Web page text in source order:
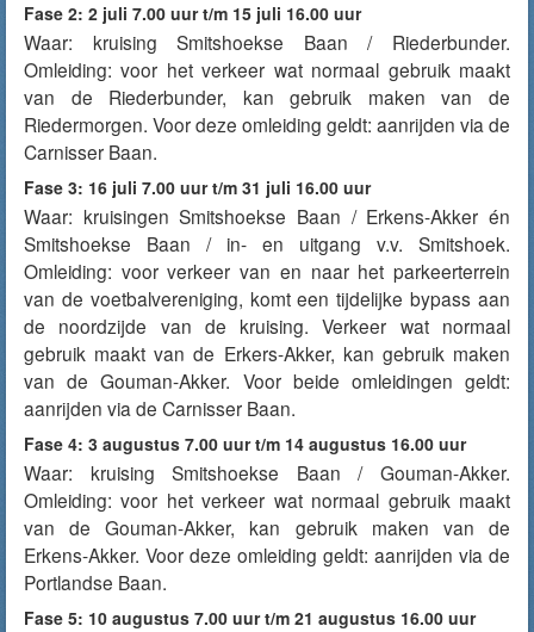
Fase 2: 2 juli 7.00 uur t/m 15 juli 16.00 uur
Waar: kruising Smitshoekse Baan / Riederbunder.
Omleiding: voor het verkeer wat normaal gebruik maakt
van de Riederbunder, kan gebruik maken van de
Riedermorgen. Voor deze omleiding geldt: aanrijden via de
Carnisser Baan.
Fase 3: 16 juli 7.00 uur t/m 31 juli 16.00 uur
Waar: kruisingen Smitshoekse Baan / Erkens-Akker én
Smitshoekse Baan / in- en uitgang v.v. Smitshoek.
Omleiding: voor verkeer van en naar het parkeerterrein
van de voetbalvereniging, komt een tijdelijke bypass aan
de noordzijde van de kruising. Verkeer wat normaal
gebruik maakt van de Erkers-Akker, kan gebruik maken
van de Gouman-Akker. Voor beide omleidingen geldt:
aanrijden via de Carnisser Baan.
Fase 4: 3 augustus 7.00 uur t/m 14 augustus 16.00 uur
Waar: kruising Smitshoekse Baan / Gouman-Akker.
Omleiding: voor het verkeer wat normaal gebruik maakt
van de Gouman-Akker, kan gebruik maken van de
Erkens-Akker. Voor deze omleiding geldt: aanrijden via de
Portlandse Baan.
Fase 5: 10 augustus 7.00 uur t/m 21 augustus 16.00 uur